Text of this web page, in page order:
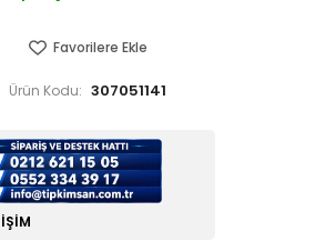
Favorilere Ekle
Ürün Kodu: 307051141